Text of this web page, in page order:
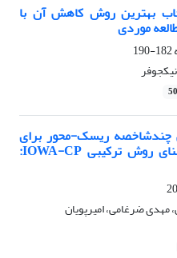
بهترین روش کاهش آن با
موردی
182-190
ریسک-محور برای
مدیریت مؤثر حوضه‌ آبریز بر مبنای روش ترکیبی IOWA-CP:
مهدی ضرغامی، امیرپویان